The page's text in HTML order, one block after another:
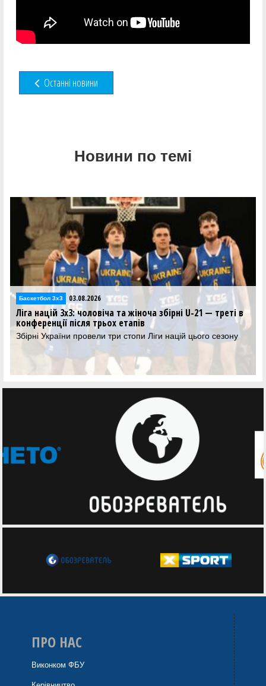
Останні новини
Новини по темі
Баскетбол 3х3 03.08.2026
Ліга націй 3х3: чоловіча та жіноча збірні U-21 — треті в
конференції після трьох етапів
Збірні України провели три стопи Ліги націй цього сезону
ПРО НАС
Виконком ФБУ